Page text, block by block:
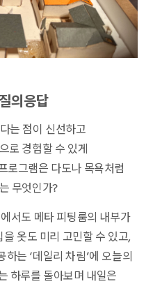
의응답
는 점이 신선하고
로 경험할 수 있게
로그램은 다도나 목욕처럼
무엇인가?
서도 메타 피팅룸의 내부가
옷도 미리 고민할 수 있고,
는 ‘데일리 차림’에 오늘의
하루를 돌아보며 내일은